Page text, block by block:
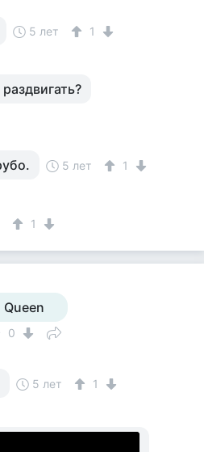
5 лет 1
5 лет 1
1
0
5 лет 1